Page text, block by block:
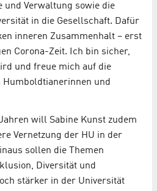
und Verwaltung sowie die
in die Gesellschaft. Dafür
inneren Zusammenhalt – erst
Corona-Zeit. Ich bin sicher,
und freue mich auf die
und
will Sabine Kunst zudem
Vernetzung der HU in der
sollen die Themen
Diversität und
stärker in der Universität